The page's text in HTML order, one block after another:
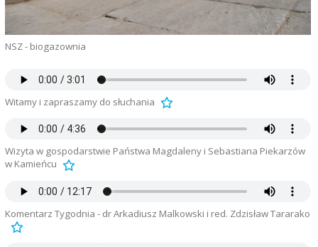
NSZ - biogazownia
Witamy i zapraszamy do słuchania
Wizyta w gospodarstwie Państwa Magdaleny i Sebastiana Piekarzów
w Kamieńcu
Komentarz Tygodnia - dr Arkadiusz Malkowski i red. Zdzisław Tararako